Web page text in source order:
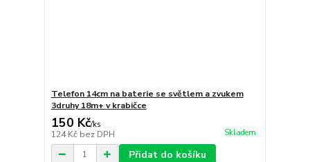
Telefon 14cm na baterie se světlem a zvukem
3druhy 18m+ v krabičce
150 Kč/ks
124 Kč bez DPH Skladem
Přidat do košíku